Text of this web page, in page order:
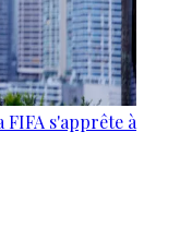
s'apprête à